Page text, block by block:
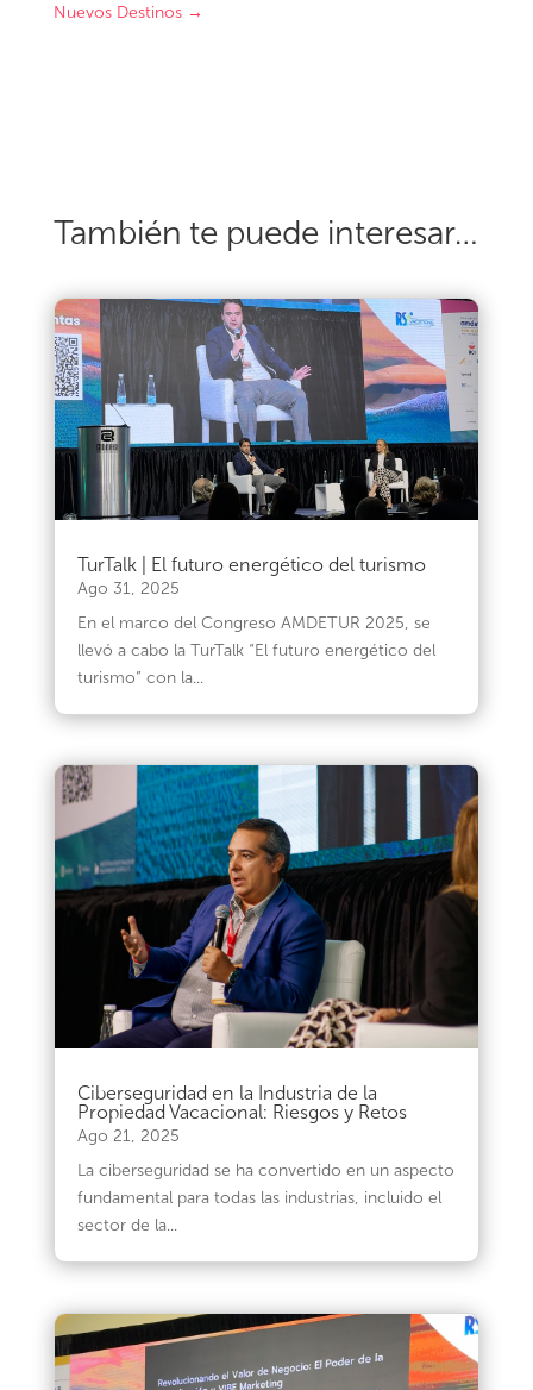
Nuevos Destinos→
También te puede interesar…
TurTalk | El futuro energético del turismo
Ago 31, 2025
En el marco del Congreso AMDETUR 2025, se
llevó a cabo la TurTalk “El futuro energético del
turismo” con la...
Ciberseguridad en la Industria de la
Propiedad Vacacional: Riesgos y Retos
Ago 21, 2025
La ciberseguridad se ha convertido en un aspecto
fundamental para todas las industrias, incluido el
sector de la...